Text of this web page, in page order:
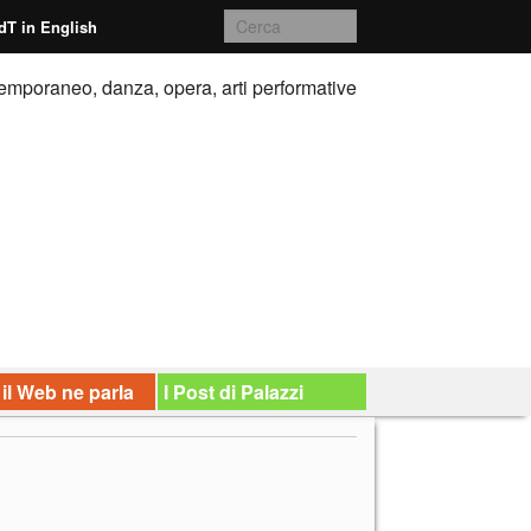
in English
danza, opera, arti performative
Web ne parla I Post di Palazzi